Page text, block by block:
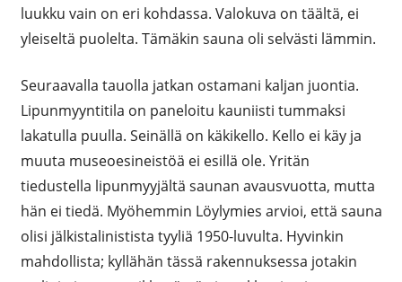
luukku vain on eri kohdassa. Valokuva on täältä, ei
yleiseltä puolelta. Tämäkin sauna oli selvästi lämmin.
Seuraavalla tauolla jatkan ostamani kaljan juontia.
Lipunmyyntitila on paneloitu kauniisti tummaksi
lakatulla puulla. Seinällä on käkikello. Kello ei käy ja
muuta museoesineistöä ei esillä ole. Yritän
tiedustella lipunmyyjältä saunan avausvuotta, mutta
hän ei tiedä. Myöhemmin Löylymies arvioi, että sauna
olisi jälkistalinistista tyyliä 1950-luvulta. Hyvinkin
mahdollista; kyllähän tässä rakennuksessa jotakin